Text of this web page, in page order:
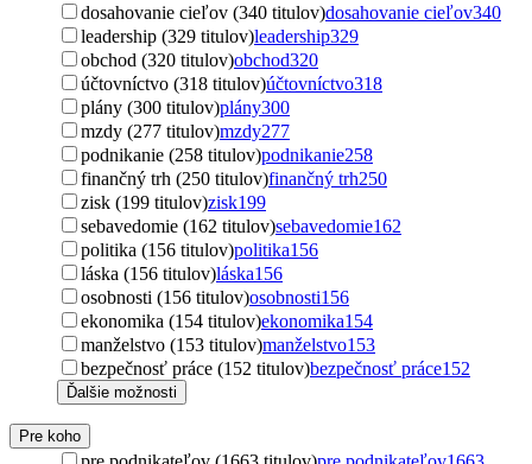
dosahovanie cieľov (340 titulov)dosahovanie cieľov340
leadership (329 titulov)leadership329
obchod (320 titulov)obchod320
účtovníctvo (318 titulov)účtovníctvo318
plány (300 titulov)plány300
mzdy (277 titulov)mzdy277
podnikanie (258 titulov)podnikanie258
finančný trh (250 titulov)finančný trh250
zisk (199 titulov)zisk199
sebavedomie (162 titulov)sebavedomie162
politika (156 titulov)politika156
láska (156 titulov)láska156
osobnosti (156 titulov)osobnosti156
ekonomika (154 titulov)ekonomika154
manželstvo (153 titulov)manželstvo153
bezpečnosť práce (152 titulov)bezpečnosť práce152
Ďalšie možnosti
Pre koho